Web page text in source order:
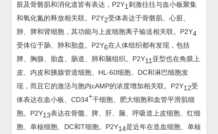
脏及骨骼肌和消化道皆有表达，P2Y1刺激往往与血小板聚集
和氧化氮的释放相关联。P2Y2受体表达于骨骼肌、心脏、
肺、脾和肾细胞，其功能与上皮细胞离子输送相关联。P2Y4
受体位于肠、肺和胎盘。P2Y6在人体组织都有发现，包括
脾、胸腺、胎盘、肠道、肺和脑组织。P2Y11 亚型也在角膜上
皮、内皮和胰腺管道细胞、HL-60细胞、DC和淋巴细胞发
现，而且它的激活与胞内cAMP的浓度增加相关联。P2Y12受
体表达在血小板、CD34+干细胞、肥大细胞和血管平滑肌细
胞。P2Y13表达在骨髓、脾、肝、脑、呼吸道上皮细胞、红细
胞、单核细胞、DC和T细胞。P2Y14是近年在造血细胞、单核